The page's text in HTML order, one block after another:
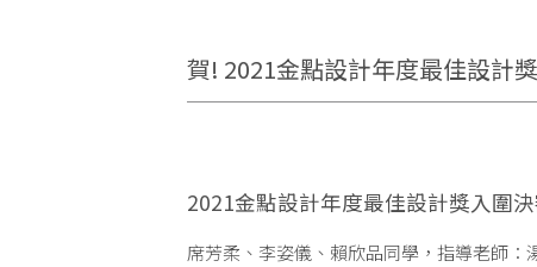
賀! 2021金點設計年度最佳設計
2021金點設計年度最佳設計獎入圍
席芳柔、李姿儀、賴欣品同學，指導老師：